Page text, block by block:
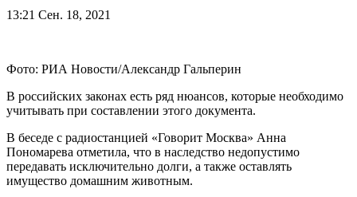
13:21 Сен. 18, 2021
Фото: РИА Новости/Александр Гальперин
В российских законах есть ряд нюансов, которые необходимо
учитывать при составлении этого документа.
В беседе с радиостанцией «Говорит Москва» Анна
Пономарева отметила, что в наследство недопустимо
передавать исключительно долги, а также оставлять
имущество домашним животным.